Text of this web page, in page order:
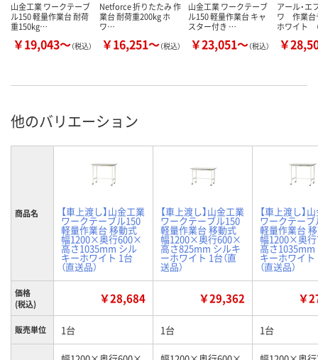
山金工業 ワークテーブ
ル150 軽量作業台 耐荷
重150kg…
￥19,043～（税込）
Netforce 折りたたみ 作
業台 耐荷重200kg ホ
ワ…
￥16,251～（税込）
山金工業 ワークテーブ
ル150 軽量作業台 キャ
スター付き …
￥23,051～（税込）
アール・エ
ワ 作業
ホワイト
￥
他のバリエーション
商品名 【車上渡し】山金工業
ワークテーブル150
軽量作業台 移動式
幅1200×奥行600×
高さ1035mm シル
キーホワイト 1台
（直送品）
【車上渡し】山金工業
ワークテーブル150
軽量作業台 移動式
幅1200×奥行600×
高さ825mm シルキ
ーホワイト 1台（直
送品）
【車上渡し】
ワークテーブ
軽量作業台
幅1200×奥
高さ1035mm
キーホワイト
（直送品）
価格
(税込)
￥28,684 ￥29,362 ￥
販売単位 1台 1台 1台